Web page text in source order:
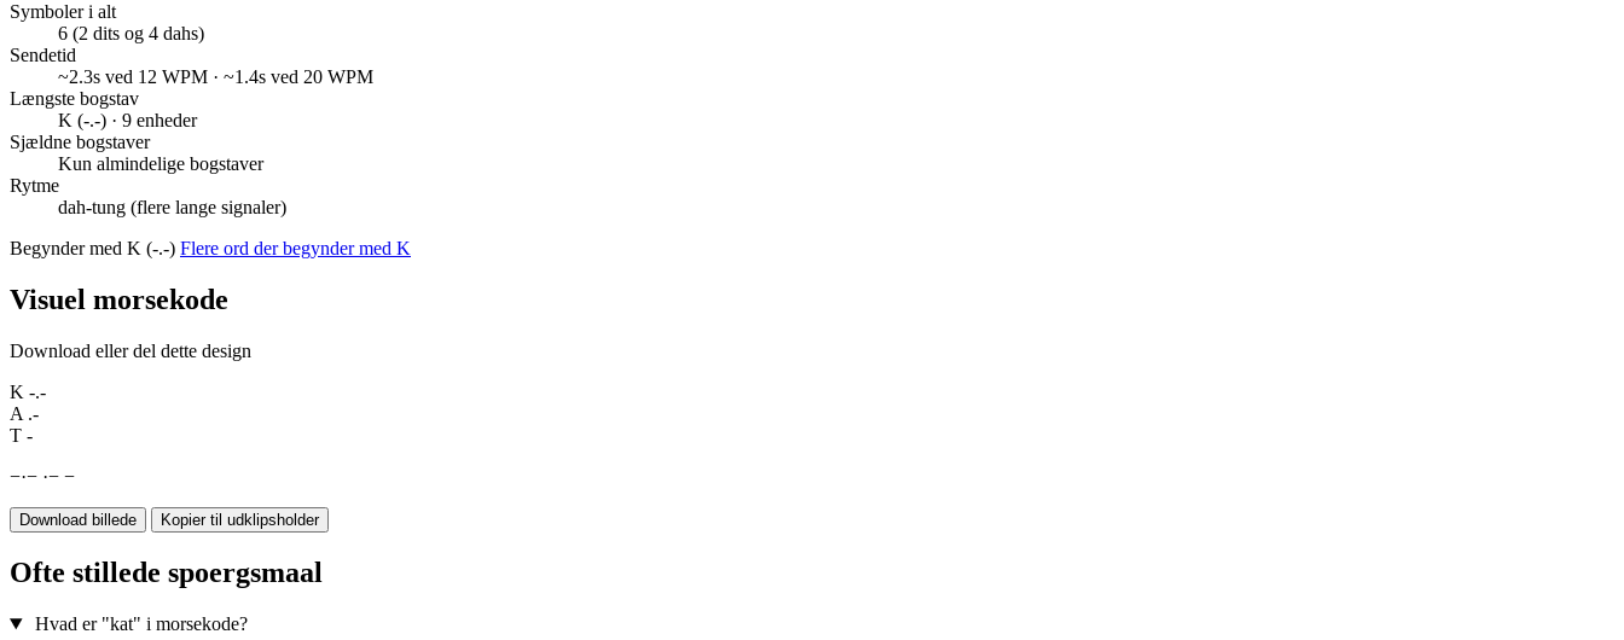
Symboler i alt
6 (2 dits og 4 dahs)
Sendetid
~2.3s ved 12 WPM · ~1.4s ved 20 WPM
Længste bogstav
K (-.-) · 9 enheder
Sjældne bogstaver
Kun almindelige bogstaver
Rytme
dah-tung (flere lange signaler)
Begynder med K (-.-) Flere ord der begynder med K
Visuel morsekode
Download eller del dette design
K -.-
A .-
T -
−·− ·− −
Download billede Kopier til udklipsholder
Ofte stillede spoergsmaal
Hvad er "kat" i morsekode?